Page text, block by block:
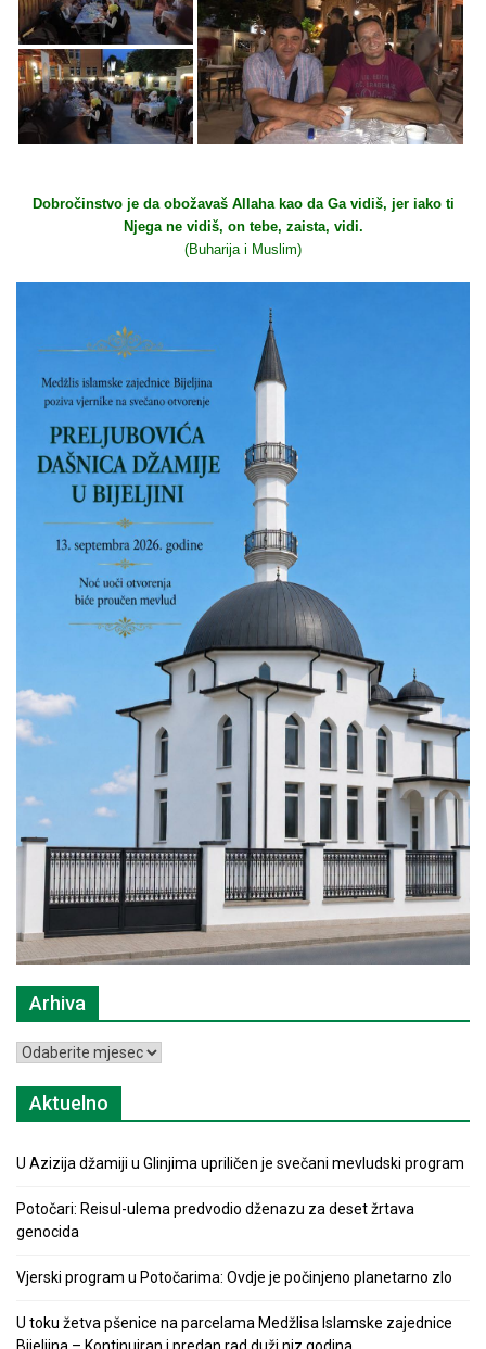
Dobročinstvo je da obožavaš Allaha kao da Ga vidiš, jer iako ti
Njega ne vidiš, on tebe, zaista, vidi.
(Buharija i Muslim)
Arhiva
Arhiva
Aktuelno
U Azizija džamiji u Glinjima upriličen je svečani mevludski program
Potočari: Reisul-ulema predvodio dženazu za deset žrtava
genocida
Vjerski program u Potočarima: Ovdje je počinjeno planetarno zlo
U toku žetva pšenice na parcelama Medžlisa Islamske zajednice